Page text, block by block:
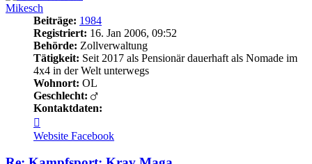
Mikesch
Beiträge: 1984
Registriert: 16. Jan 2006, 09:52
Behörde: Zollverwaltung
Tätigkeit: Seit 2017 als Pensionär dauerhaft als Nomade im
4x4 in der Welt unterwegs
Wohnort: OL
Geschlecht:
Kontaktdaten:
von
Mikesch
Website Facebook